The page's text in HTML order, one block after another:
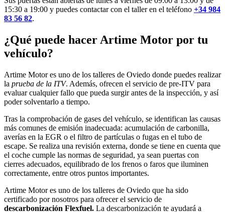
15:30 a 19:00 y puedes contactar con el taller en el teléfono +34 984
83 56 82.
¿Qué puede hacer Artime Motor por tu
vehículo?
Artime Motor es uno de los talleres de Oviedo donde puedes realizar
la prueba de la ITV. Además, ofrecen el servicio de pre-ITV para
evaluar cualquier fallo que pueda surgir antes de la inspección, y así
poder solventarlo a tiempo.
Tras la comprobación de gases del vehículo, se identifican las causas
más comunes de emisión inadecuada: acumulación de carbonilla,
averías en la EGR o el filtro de partículas o fugas en el tubo de
escape. Se realiza una revisión externa, donde se tiene en cuenta que
el coche cumple las normas de seguridad, ya sean puertas con
cierres adecuados, equilibrado de los frenos o faros que iluminen
correctamente, entre otros puntos importantes.
Artime Motor es uno de los talleres de Oviedo que ha sido
certificado por nosotros para ofrecer el servicio de
descarbonización Flexfuel. La descarbonización te ayudará a